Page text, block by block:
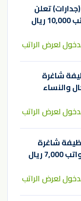
تعلن
لعرض الراتب
تعلن (61) وظيفة شاغرة
والنساء
لعرض الراتب
تعلن (696) وظيفة شاغرة
ريال
لعرض الراتب